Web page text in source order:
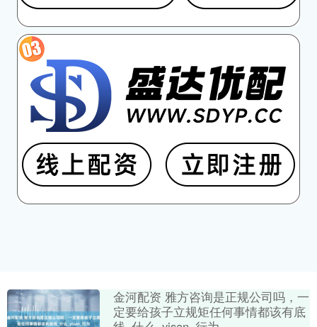
金河配资 雅方咨询是正规公司吗，一
定要给孩子立规矩任何事情都该有底